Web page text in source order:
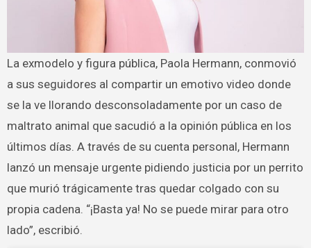
La exmodelo y figura pública, Paola Hermann, conmovió
a sus seguidores al compartir un emotivo video donde
se la ve llorando desconsoladamente por un caso de
maltrato animal que sacudió a la opinión pública en los
últimos días. A través de su cuenta personal, Hermann
lanzó un mensaje urgente pidiendo justicia por un perrito
que murió trágicamente tras quedar colgado con su
propia cadena. “¡Basta ya! No se puede mirar para otro
lado”, escribió.